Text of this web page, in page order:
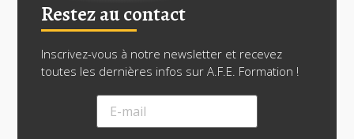
Restez au contact
Inscrivez-vous à notre newsletter et recevez
toutes les dernières infos sur A.F.E. Formation !